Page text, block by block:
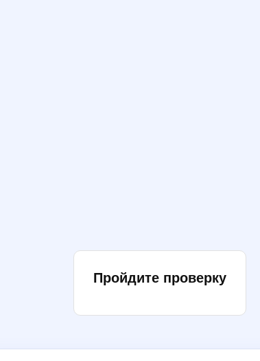
Пройдите проверку